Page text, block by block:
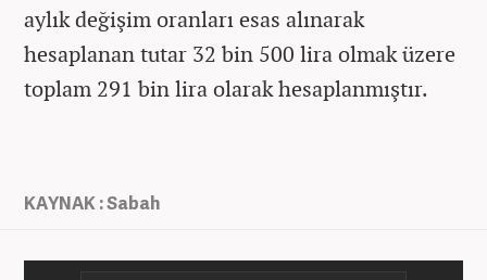
aylık değişim oranları esas alınarak
hesaplanan tutar 32 bin 500 lira olmak üzere
toplam 291 bin lira olarak hesaplanmıştır.
KAYNAK : Sabah